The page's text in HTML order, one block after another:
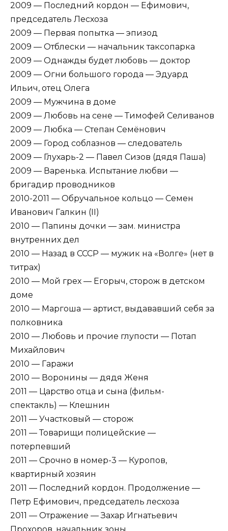
2009 — Последний кордон — Ефимович,
председатель Лесхоза
2009 — Первая попытка — эпизод
2009 — Отблески — начальник таксопарка
2009 — Однажды будет любовь — доктор
2009 — Огни большого города — Эдуард
Ильич, отец Олега
2009 — Мужчина в доме
2009 — Любовь на сене — Тимофей Селиванов
2009 — Любка — Степан Семёнович
2009 — Город соблазнов — следователь
2009 — Глухарь-2 — Павел Сизов (дядя Паша)
2009 — Варенька. Испытание любви —
бригадир проводников
2010-2011 — Обручальное кольцо — Семен
Иванович Галкин (II)
2010 — Папины дочки — зам. министра
внутренних дел
2010 — Назад в СССР — мужик на «Волге» (нет в
титрах)
2010 — Мой грех — Егорыч, сторож в детском
доме
2010 — Маргоша — артист, выдававший себя за
полковника
2010 — Любовь и прочие глупости — Потап
Михайлович
2010 — Гаражи
2010 — Воронины — дядя Женя
2011 — Царство отца и сына (фильм-
спектакль) — Клешнин
2011 — Участковый — сторож
2011 — Товарищи полицейские —
потерпевший
2011 — Срочно в номер-3 — Куропов,
квартирный хозяин
2011 — Последний кордон. Продолжение —
Петр Ефимович, председатель лесхоза
2011 — Отражение — Захар Игнатьевич